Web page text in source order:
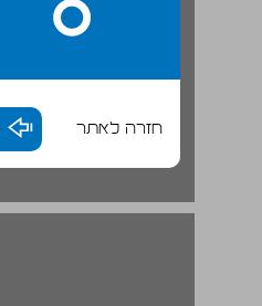
חזרה לאתר